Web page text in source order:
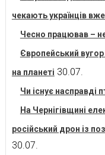
чекають українців
Чесно працював –
Європейський
на планеті 30.07.
Чи існує насправді
На Чернігівщині
російський дрон із
30.07.